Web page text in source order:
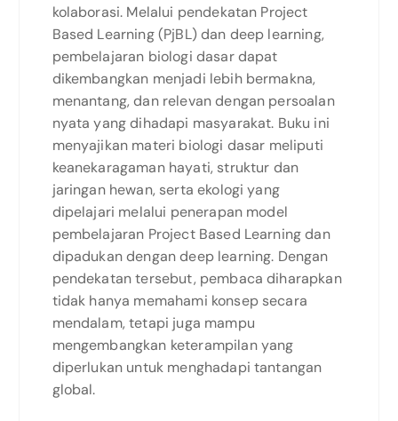
kolaborasi. Melalui pendekatan Project
Based Learning (PjBL) dan deep learning,
pembelajaran biologi dasar dapat
dikembangkan menjadi lebih bermakna,
menantang, dan relevan dengan persoalan
nyata yang dihadapi masyarakat. Buku ini
menyajikan materi biologi dasar meliputi
keanekaragaman hayati, struktur dan
jaringan hewan, serta ekologi yang
dipelajari melalui penerapan model
pembelajaran Project Based Learning dan
dipadukan dengan deep learning. Dengan
pendekatan tersebut, pembaca diharapkan
tidak hanya memahami konsep secara
mendalam, tetapi juga mampu
mengembangkan keterampilan yang
diperlukan untuk menghadapi tantangan
global.